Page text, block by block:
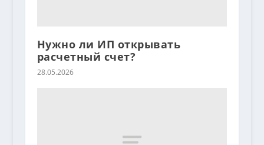
Нужно ли ИП открывать
расчетный счет?
28.05.2026